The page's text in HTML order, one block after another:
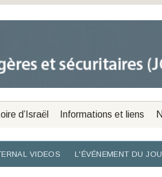
d’Israël Informations et liens
VIDEOS L'ÉVÉNEMENT DU